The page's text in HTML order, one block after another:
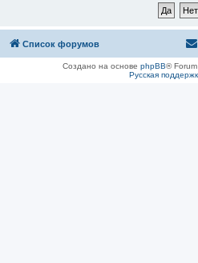
Список форумов
Создано на основе phpBB®
Русская